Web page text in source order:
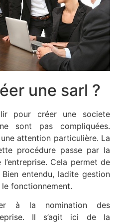
une sarl ?
pour créer une societe
sont pas compliquées.
attention particulière. La
procédure passe par la
Cela permet de
Bien entendu, ladite gestion
fonctionnement.
à la nomination des
Il s’agit ici de la